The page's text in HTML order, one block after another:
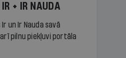
IR + IR NAUDA
un Ir Nauda savā
pilnu piekļuvi portāla